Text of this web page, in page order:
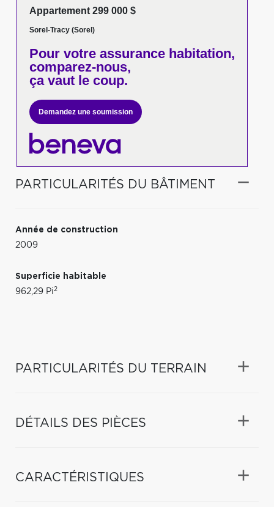
Appartement 299 000 $
Sorel-Tracy (Sorel)
Pour votreassurance habitation,
comparez-nous,
ça vaut le coup.
Demandez une soumission
PARTICULARITÉS DU BÂTIMENT
Année de construction
2009
Superficie habitable
962,29 Pi2
PARTICULARITÉS DU TERRAIN
DÉTAILS DES PIÈCES
CARACTÉRISTIQUES